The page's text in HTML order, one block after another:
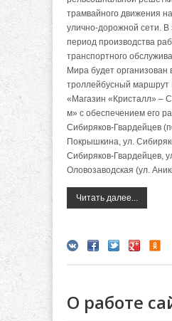
трамвайного движения
улично-дорожной сети. В
период производства
транспортного
Мира будет организован
троллейбусный маршрут
«Магазин «Кристалл» –
м» с обеспечением его
Сибиряков-Гвардейцев
Покрышкина, ул.
Сибиряков-Гвардейцев,
Оловозаводская (ул.
Читать далее...
О работе